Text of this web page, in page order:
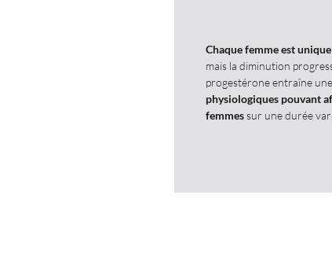
Chaque femme est unique
mais la diminution
progestérone entraîne
physiologiques pouvant
femmessur une durée